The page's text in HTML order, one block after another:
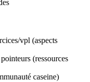
vpl (aspects
(ressources
caseine)